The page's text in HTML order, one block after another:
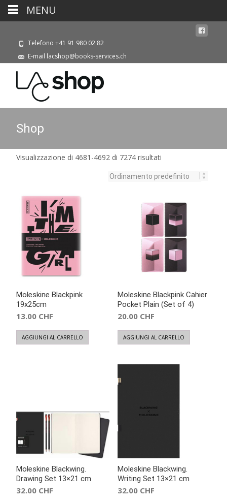
Telefono +41 91 980 02 82
E-mail lacshop@books-services.ch
Shop
Visualizzazione di 4681-4692 di 7274 risultati
Moleskine Blackpink
19x25cm
13.00 CHF
AGGIUNGI AL CARRELLO
Moleskine Blackpink Cahier
Pocket Plain (Set of 4)
20.00 CHF
AGGIUNGI AL CARRELLO
Moleskine Blackwing.
Drawing Set 13×21 cm
32.00 CHF
Moleskine Blackwing.
Writing Set 13×21 cm
32.00 CHF
MENU